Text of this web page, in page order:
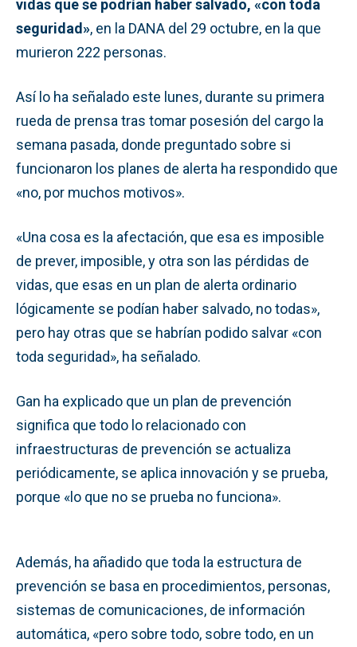
vidas que se podrían haber salvado, «con toda
seguridad», en la DANA del 29 octubre, en la que
murieron 222 personas.
Así lo ha señalado este lunes, durante su primera
rueda de prensa tras tomar posesión del cargo la
semana pasada, donde preguntado sobre si
funcionaron los planes de alerta ha respondido que
«no, por muchos motivos».
«Una cosa es la afectación, que esa es imposible
de prever, imposible, y otra son las pérdidas de
vidas, que esas en un plan de alerta ordinario
lógicamente se podían haber salvado, no todas»,
pero hay otras que se habrían podido salvar «con
toda seguridad», ha señalado.
Gan ha explicado que un plan de prevención
significa que todo lo relacionado con
infraestructuras de prevención se actualiza
periódicamente, se aplica innovación y se prueba,
porque «lo que no se prueba no funciona».
Además, ha añadido que toda la estructura de
prevención se basa en procedimientos, personas,
sistemas de comunicaciones, de información
automática, «pero sobre todo, sobre todo, en un